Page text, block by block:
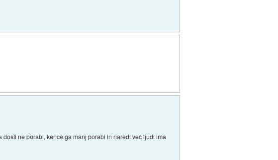
ne porabi, ker ce ga manj porabi in naredi vec ljudi ima